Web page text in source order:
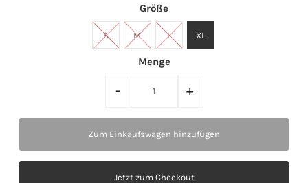
Größe
S M L XL
Menge
- +
Jetzt zum Checkout